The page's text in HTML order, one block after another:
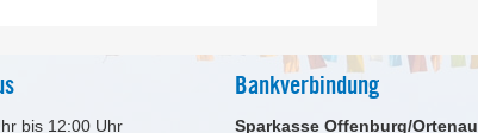
bis 12:00 Uhr
Bankverbindung
Sparkasse Offenburg/Ortenau